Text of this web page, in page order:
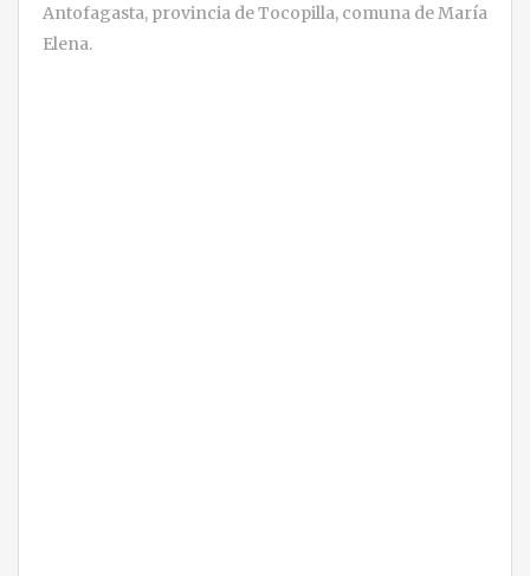
Antofagasta, provincia de Tocopilla, comuna de María
Elena.